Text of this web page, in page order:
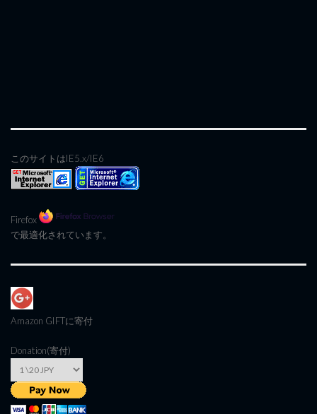
このサイトはIE5.x/IE6
Firefox
で最適化されています。
Amazon GIFTに寄付
Donation(寄付)